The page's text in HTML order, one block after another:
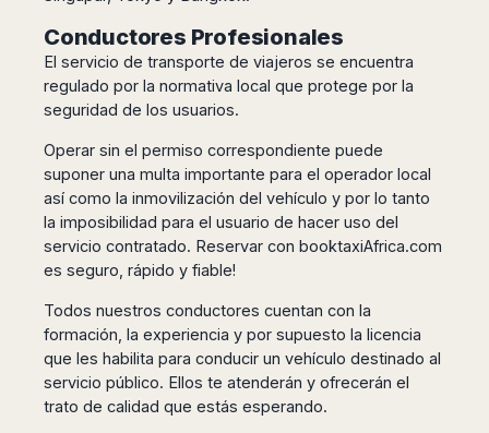
France
Paris
Bordeaux
Lille
Lyon
Marseille
Montpellier
Nantes
Nice
Tolouse
Germany
Berlin
Stuttgart
Dortmund
Faro
Madeira
Morocco
Fez
Rabat
Agadir
Essaouira
China
Beijing
Chengdu
Guangzhou
Novo
Mesto
Sofia
Burgas
Varna
Australia
Sydney
Melbourne
Adelaide
Brisbane
Gold
Coast
Canberra
Mandaue
Hong
Singapore
Bali
Kuala
Lumpur
Penang
/
Town
Kuching
Kota
Kinabalu
del
Cabo
Guadalajara
Cancún
Mérida
Argentina
Buenos
Aires
Córdoba
Bariloche
Mendoza
Rosario
Puerto
Iguazú
Brasil
Conductores Profesionales
El servicio de transporte de viajeros se encuentra
regulado por la normativa local que protege por la
seguridad de los usuarios.
Operar sin el permiso correspondiente puede
suponer una multa importante para el operador local
así como la inmovilización del vehículo y por lo tanto
la imposibilidad para el usuario de hacer uso del
servicio contratado. Reservar con booktaxiAfrica.com
es seguro, rápido y fiable!
Todos nuestros conductores cuentan con la
formación, la experiencia y por supuesto la licencia
que les habilita para conducir un vehículo destinado al
servicio público. Ellos te atenderán y ofrecerán el
trato de calidad que estás esperando.